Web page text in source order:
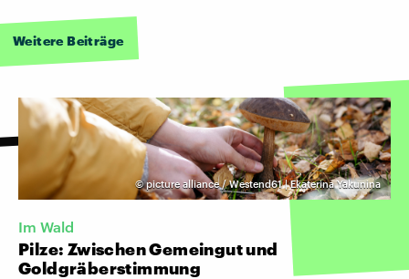
Weitere Beiträge
©picture alliance / Westend61 | Ekaterina Yakunina
Im Wald
Pilze: Zwischen Gemeingut und
Goldgräberstimmung